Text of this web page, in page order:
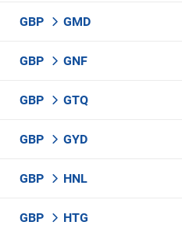
GBP GMD
GBP GNF
GBP GTQ
GBP GYD
GBP HNL
GBP HTG